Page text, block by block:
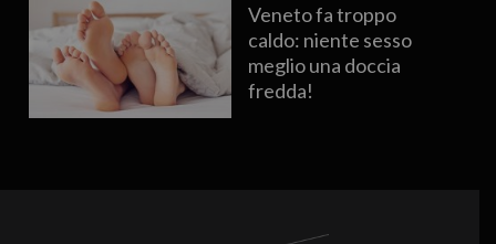
Veneto fa troppo
caldo: niente sesso
meglio una doccia
fredda!